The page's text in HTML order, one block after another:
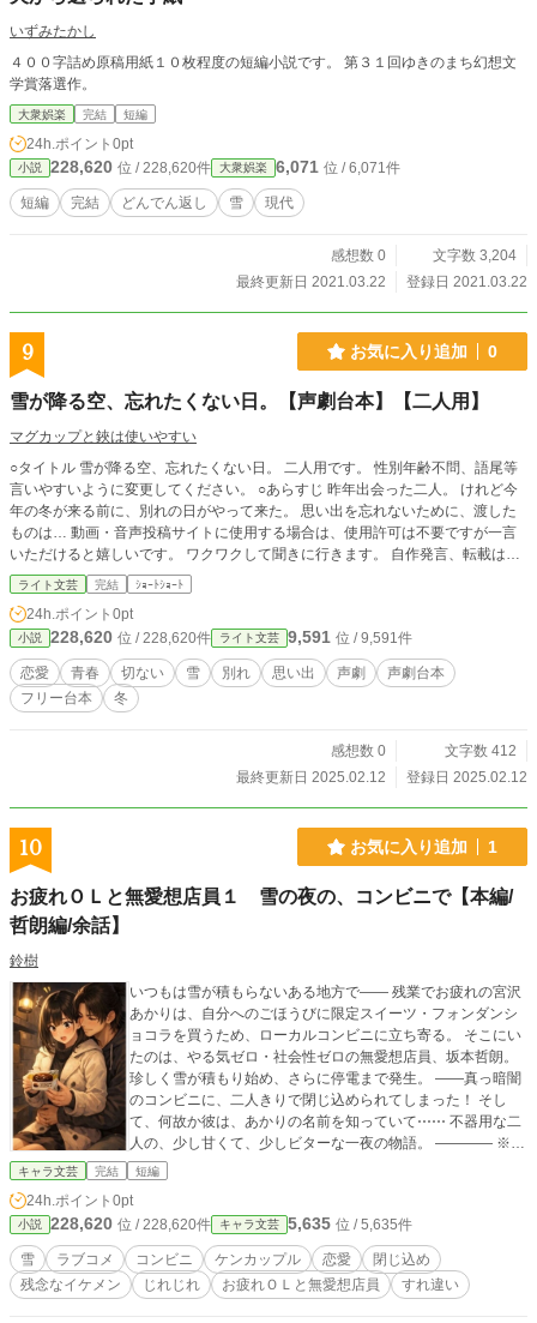
いずみたかし
４００字詰め原稿用紙１０枚程度の短編小説です。 第３１回ゆきのまち幻想文
学賞落選作。
大衆娯楽 完結 短編
24h.ポイント 0pt
小説 228,620 位 / 228,620件 大衆娯楽 6,071 位 / 6,071件
短編 完結 どんでん返し 雪 現代
感想数 0
文字数 3,204
最終更新日 2021.03.22
登録日 2021.03.22
9 お気に入り追加 0
雪が降る空、忘れたくない日。【声劇台本】【二人用】
マグカップと鋏は使いやすい
○タイトル 雪が降る空、忘れたくない日。 二人用です。 性別年齢不問、語尾等
言いやすいように変更してください。 ○あらすじ 昨年出会った二人。 けれど今
年の冬が来る前に、別れの日がやって来た。 思い出を忘れないために、渡した
ものは… 動画・音声投稿サイトに使用する場合は、使用許可は不要ですが一言
いただけると嬉しいです。 ワクワクして聞きに行きます。 自作発言、転載はご
遠慮ください。 著作権は放棄しておりません。 使用の際は作者名を記載してく
ださい。 性別不問、内容や世界観が変わらない程度の変更や語尾の変更、方
言、せりふの追加は構いません。 こちらは、別アプリに載せていたものに、加
筆修正を加えたものです。
ライト文芸 完結 ｼｮｰﾄｼｮｰﾄ
24h.ポイント 0pt
小説 228,620 位 / 228,620件 ライト文芸 9,591 位 / 9,591件
恋愛 青春 切ない 雪 別れ 思い出 声劇
声劇台本
フリー台本
冬
感想数 0
文字数 412
最終更新日 2025.02.12
登録日 2025.02.12
10 お気に入り追加 1
お疲れＯＬと無愛想店員１ 雪の夜の、コンビニで【本編/
哲朗編/余話】
鈴樹
いつもは雪が積もらないある地方で―― 残業でお疲れの宮沢
あかりは、自分へのごほうびに限定スイーツ・フォンダンシ
ョコラを買うため、ローカルコンビニに立ち寄る。 そこにい
たのは、やる気ゼロ・社会性ゼロの無愛想店員、坂本哲朗。
珍しく雪が積もり始め、さらに停電まで発生。 ――真っ暗闇
のコンビニに、二人きりで閉じ込められてしまった！ そし
て、何故か彼は、あかりの名前を知っていて⋯⋯ 不器用な二
人の、少し甘くて、少しビターな一夜の物語。 ―――― ※本
短編集には、本編に加えて 坂本哲朗視点のサイドストーリー
の、そのあとで」 ⋯の、計3作品を収録。 #【お疲れＯＬと無
愛想店員】 シリーズ作品リスト ●本編1作目《全3編/完結》☆
本作 『雪の夜の、コンビニで』（本編/哲朗編/余話） ※二人
の始まりの物語＆黒歴史の秘密 ●本編2作目《全8話/完結》
『春の嵐と、まわり道』 ※ドライブデート(？)ロードムービ
キャラ文芸 完結 短編
24h.ポイント 0pt
小説 228,620 位 / 228,620件 キャラ文芸 5,635 位 / 5,635件
雪 ラブコメ コンビニ ケンカップル 恋愛
閉じ込め
残念なイケメン
じれじれ お疲れＯＬと無愛想店員 すれ違い